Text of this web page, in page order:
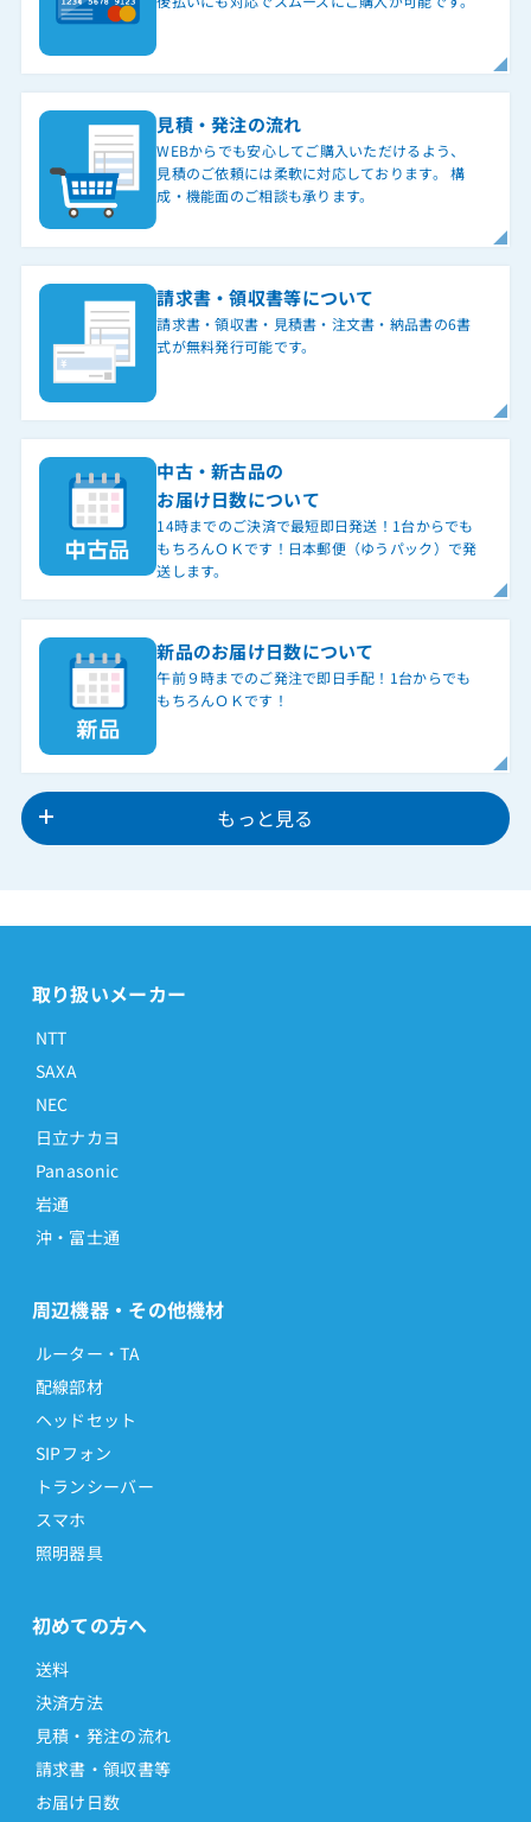
DCL-1MCSM-(1)(H)
DCL-CSM-(2)(H)
DCL-MCSM-(1)(H)
DCL-MCSM-(2)(H)
DCL-PSM-(1)(K)
DCL電話帳編集ツール
DCP-3100M親機
DCP-3200M親機
DCP-4300w親機
DCP-5600PM親機
DCP-5700PM親機
DIR-652
DN-C400NC
EC-11
EC-13
E-DHCU-B
EN2-M(OG)-MC3
EN2-M(OG)-VMC3
EN-M(BK)-MC3
EN-M(BK)-VMC3
EPH01-D8PSS
EPH-24ETHC()
EPH-24ETSD(1)
EPH-D6PS2S(2)
EPNIP-PS
EP-PHONE(D20)
EP-PHONE(S)
EP-PHONE(S10)
E-VX-DHA(露出：枠有り)
E-VX-DHB(埋込：枠無し)
EX-12LPFTEL-(1)
E-ドアホンD(C)
E-ドアホンPL(C)
E-ドアホンPL(H)
E-ドアホン-S(H)
E-ドアホン-S2(C)
E-ドアホン-S2(H)
FG-100
見積・発注の流れ
WEBからでも安心してご購入いただけるよう、
見積のご依頼には柔軟に対応しております。 構
成・機能面のご相談も承ります。
請求書・領収書等について
請求書・領収書・見積書・注文書・納品書の6書
式が無料発行可能です。
中古・新古品の
お届け日数について
14時までのご決済で最短即日発送！1台からでも
もちろんＯＫです！日本郵便（ゆうパック）で発
送します。
新品のお届け日数について
午前９時までのご発注で即日手配！1台からでも
もちろんＯＫです！
もっと見る
取り扱いメーカー
NTT
SAXA
NEC
日立ナカヨ
Panasonic
岩通
沖・富士通
周辺機器・その他機材
ルーター・TA
配線部材
ヘッドセット
SIPフォン
トランシーバー
スマホ
照明器具
初めての方へ
送料
決済方法
見積・発注の流れ
請求書・領収書等
お届け日数